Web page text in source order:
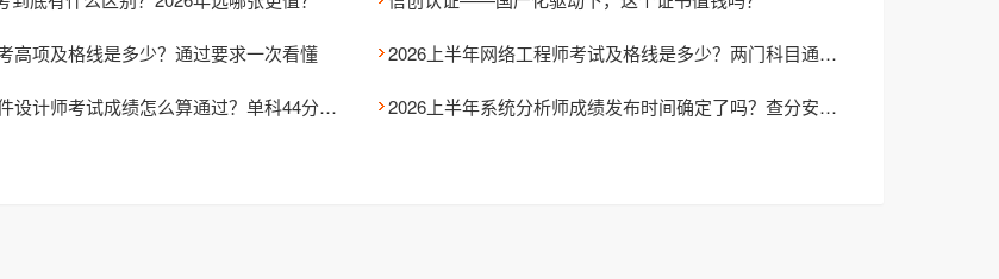
高项及格线是多少？通过要求一次看懂 2026上半年网络工程师考试及格线是多少？两门科目通过标准一致吗？
2026上半年软件设计师考试成绩怎么算通过？单科44分还能合格吗？ 2026上半年系统分析师成绩发布时间确定了吗？查分安排一文了解